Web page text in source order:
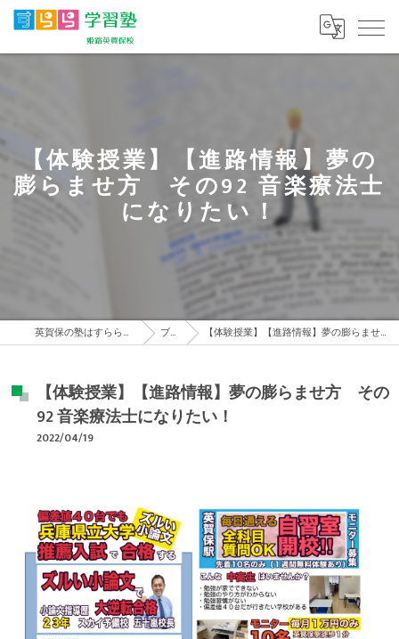
【体験授業】【進路情報】夢の
膨らませ方 その92 音楽療法士
になりたい！
英賀保の塾はすらら学習塾 姫路英賀保校 ブログ 【体験授業】【進路情報】夢の膨らませ方 その92 音楽療法士になりたい！
【体験授業】【進路情報】夢の膨らませ方 その
92 音楽療法士になりたい！
2022/04/19